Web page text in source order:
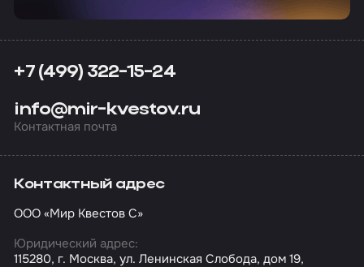
+7 (499) 322-15-24
info@mir-kvestov.ru
Контактная почта
Контактный адрес
ООО «Мир Квестов С»
Юридический адрес:
115280, г. Москва, ул. Ленинская Слобода, дом 19,